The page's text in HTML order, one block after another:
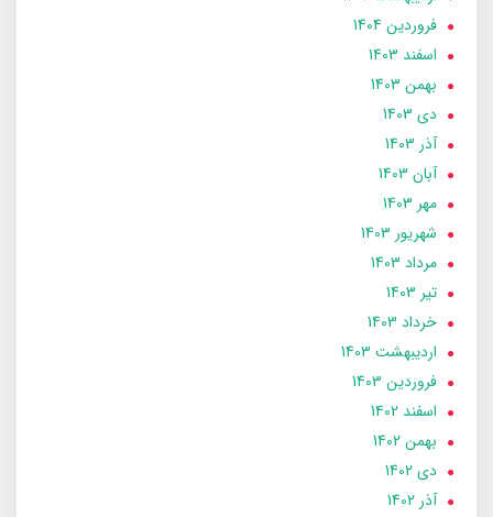
فروردین 1404
اسفند 1403
بهمن 1403
دی 1403
آذر 1403
آبان 1403
مهر 1403
شهریور 1403
مرداد 1403
تير 1403
خرداد 1403
ارديبهشت 1403
فروردین 1403
اسفند 1402
بهمن 1402
دی 1402
آذر 1402